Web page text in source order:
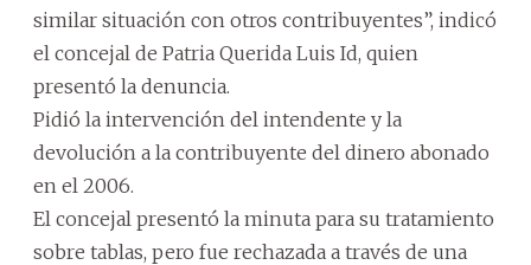
similar situación con otros contribuyentes”, indicó
el concejal de Patria Querida Luis Id, quien
presentó la denuncia.
Pidió la intervención del intendente y la
devolución a la contribuyente del dinero abonado
en el 2006.
El concejal presentó la minuta para su tratamiento
sobre tablas, pero fue rechazada a través de una